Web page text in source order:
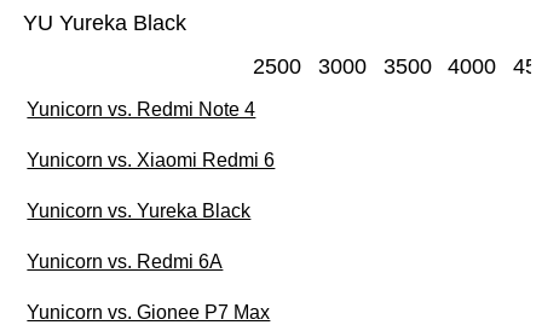
YU Yureka Black
2500 3000 3500 4000
Yunicorn vs. Redmi Note 4
Yunicorn vs. Xiaomi Redmi 6
Yunicorn vs. Yureka Black
Yunicorn vs. Redmi 6A
Yunicorn vs. Gionee P7 Max